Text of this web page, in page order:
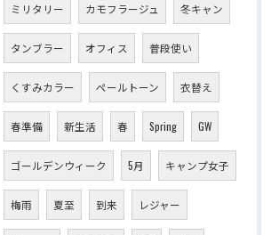
ミリタリー カモフラージュ 冬キャン
タンブラー オフィス 普段使い
くすみカラー ペールトーン 衣替え
春準備 新生活 春 Spring GW
ゴールデンウィーク 5月 キャンプ女子
梅雨 夏至 到来 レジャー